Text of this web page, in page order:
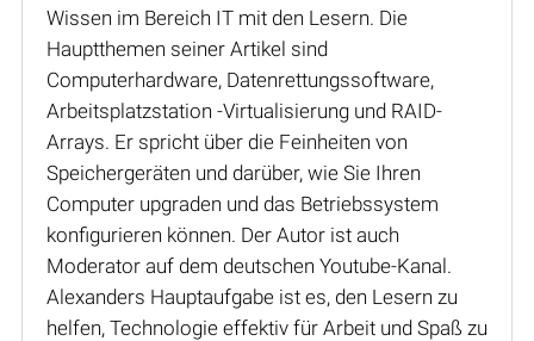
Wissen im Bereich IT mit den Lesern. Die
Hauptthemen seiner Artikel sind
Computerhardware, Datenrettungssoftware,
Arbeitsplatzstation -Virtualisierung und RAID-
Arrays. Er spricht über die Feinheiten von
Speichergeräten und darüber, wie Sie Ihren
Computer upgraden und das Betriebssystem
konfigurieren können. Der Autor ist auch
Moderator auf dem deutschen Youtube-Kanal.
Alexanders Hauptaufgabe ist es, den Lesern zu
helfen, Technologie effektiv für Arbeit und Spaß zu